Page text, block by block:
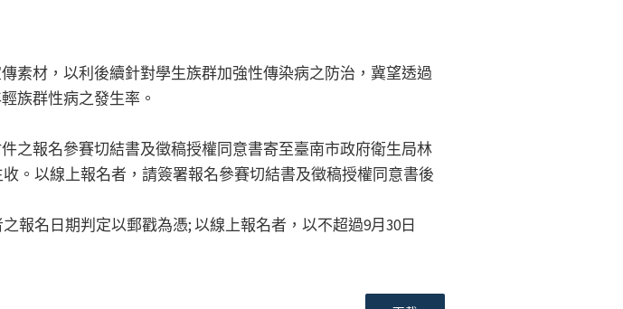
素材，以利後續針對學生族群加強性傳染病之防治，冀望透過
族群性病之發生率。
之報名參賽切結書及徵稿授權同意書寄至臺南市政府衛生局林
。以線上報名者，請簽署報名參賽切結書及徵稿授權同意書後
報名日期判定以郵戳為憑; 以線上報名者，以不超過9月30日